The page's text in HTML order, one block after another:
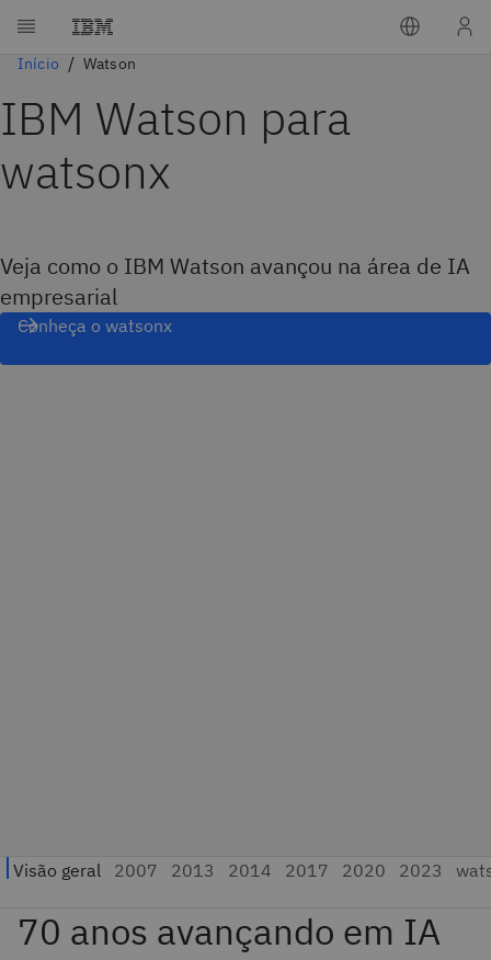
Início Watson
IBM Watson para
watsonx
Veja como o IBM Watson avançou na área de IA
empresarial
Conheça o watsonx